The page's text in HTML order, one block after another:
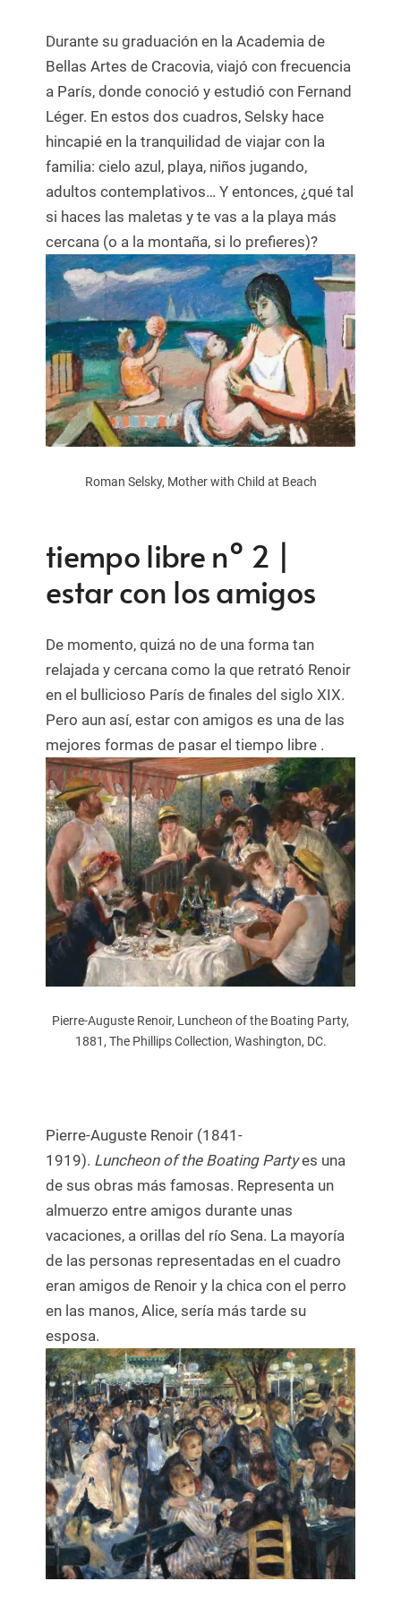
Durante su graduación en la Academia de
Bellas Artes de Cracovia, viajó con frecuencia
a París, donde conoció y estudió con Fernand
Léger. En estos dos cuadros, Selsky hace
hincapié en la tranquilidad de viajar con la
familia: cielo azul, playa, niños jugando,
adultos contemplativos… Y entonces, ¿qué tal
si haces las maletas y te vas a la playa más
cercana (o a la montaña, si lo prefieres)?
Roman Selsky, Mother with Child at Beach
tiempo libre nº 2 |
estar con los amigos
De momento, quizá no de una forma tan
relajada y cercana como la que retrató Renoir
en el bullicioso París de finales del siglo XIX.
Pero aun así, estar con amigos es una de las
mejores formas de pasar el tiempo libre .
Pierre-Auguste Renoir, Luncheon of the Boating Party,
1881, The Phillips Collection, Washington, DC.
Pierre-Auguste Renoir (1841-
1919). Luncheon of the Boating Partyes una
de sus obras más famosas. Representa un
almuerzo entre amigos durante unas
vacaciones, a orillas del río Sena. La mayoría
de las personas representadas en el cuadro
eran amigos de Renoir y la chica con el perro
en las manos, Alice, sería más tarde su
esposa.